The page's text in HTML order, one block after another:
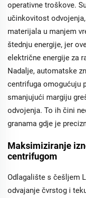
operativne troškove.
učinkovitost
materijala u manjem
štednju energije, jer
električne energije za
Nadalje, automatske
centrifuga omogućuju
smanjujući margiju
odvojenja. To ih čini
granama gdje je
Maksimiziranje
centrifugom
Odlagalište s češljem
odvajanje čvrstog i